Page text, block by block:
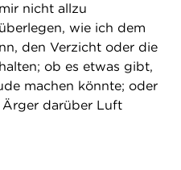
nicht allzu
wie ich dem
den Verzicht oder die
ob es etwas gibt,
machen könnte; oder
Ärger darüber Luft